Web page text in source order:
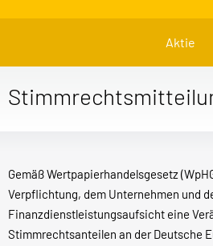
Aktie
Gemäß Wertpapierhandelsgesetz
Verpflichtung, dem Unternehmen und
Finanzdienstleistungsaufsicht eine
Stimmrechtsanteilen an der Deutsche